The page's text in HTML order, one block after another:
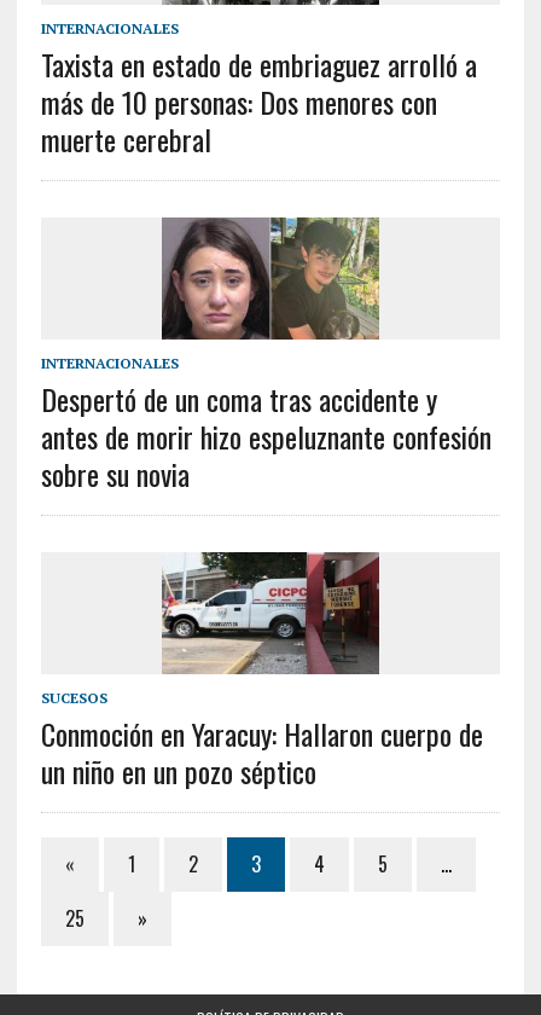
INTERNACIONALES
Taxista en estado de embriaguez arrolló a
más de 10 personas: Dos menores con
muerte cerebral
INTERNACIONALES
Despertó de un coma tras accidente y
antes de morir hizo espeluznante confesión
sobre su novia
SUCESOS
Conmoción en Yaracuy: Hallaron cuerpo de
un niño en un pozo séptico
« 1 2 3 4 5
…
25
»